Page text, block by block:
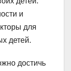
и
для
детей.
достичь